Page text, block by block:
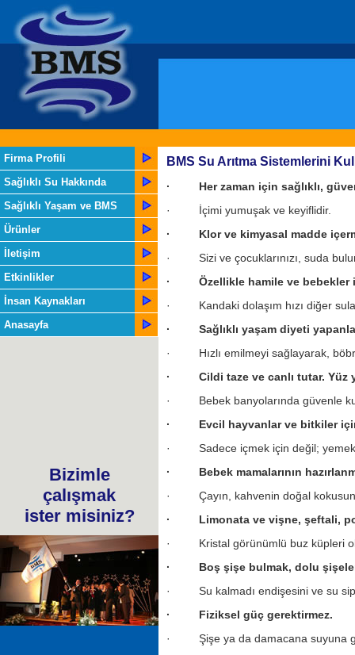
Firma Profili
Sağlıklı Su Hakkında
Sağlıklı Yaşam ve BMS
Ürünler
İletişim
Etkinlikler
İnsan Kaynakları
Anasayfa
Bizimle
çalışmak
ister misiniz?
BMS Su Arıtma Sistemlerini
· Her zaman için sağlıklı,
· İçimi yumuşak ve keyiflidir.
· Klor ve kimyasal madde
· Sizi ve çocuklarınızı, suda
· Özellikle hamile ve bebekler
· Kandaki dolaşım hızı diğer
· Sağlıklı yaşam diyeti
· Hızlı emilmeyi sağlayarak,
· Cildi taze ve canlı tutar. Yüz
· Bebek banyolarında güvenle
· Evcil hayvanlar ve bitkiler için
· Sadece içmek için değil;
· Bebek mamalarının
· Çayın, kahvenin doğal kokusunu
· Limonata ve vişne, şeftali,
· Kristal görünümlü buz küpleri
· Boş şişe bulmak, dolu
· Su kalmadı endişesini ve su
· Fiziksel güç gerektirmez.
· Şişe ya da damacana suyuna